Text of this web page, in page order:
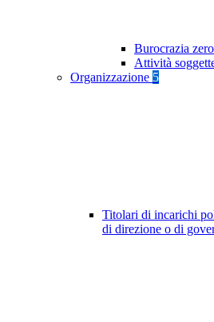
Burocrazia zero
Attività
Organizzazione 5
Titolari di incarichi
di direzione o di